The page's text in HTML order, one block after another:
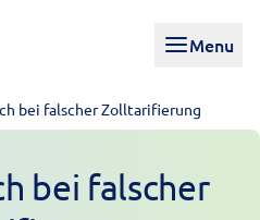
Menu
bei falscher Zolltarifierung
bei falscher